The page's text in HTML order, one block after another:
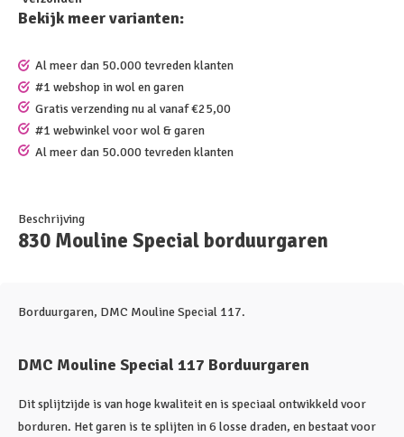
Bekijk meer varianten:
Al meer dan 50.000 tevreden klanten
#1 webshop in wol en garen
Gratis verzending nu al vanaf €25,00
#1 webwinkel voor wol & garen
Al meer dan 50.000 tevreden klanten
Beschrijving
830 Mouline Special borduurgaren
Borduurgaren, DMC Mouline Special 117.
DMC Mouline Special 117 Borduurgaren
Dit splijtzijde is van hoge kwaliteit en is speciaal ontwikkeld voor
borduren. Het garen is te splijten in 6 losse draden, en bestaat voor